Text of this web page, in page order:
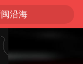
沿海